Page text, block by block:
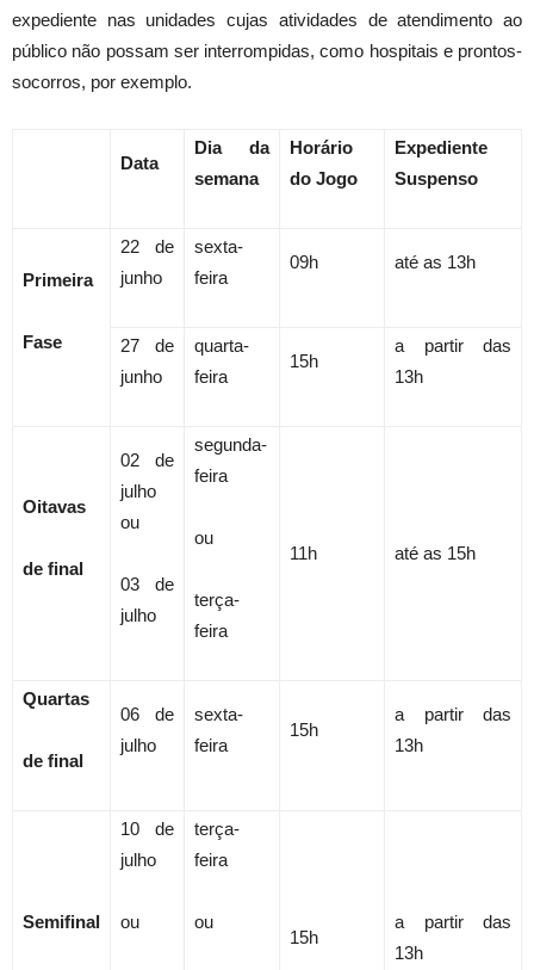
expediente nas unidades cujas atividades de atendimento ao
público não possam ser interrompidas, como hospitais e prontos-
socorros, por exemplo.
Data
Dia da
semana
Horário
do Jogo
Expediente
Suspenso
Primeira
Fase
22 de
junho
sexta-
feira
09h até as 13h
27 de
junho
quarta-
feira
15h
a partir das
13h
Oitavas
de final
02 de
julho
ou
03 de
julho
segunda-
feira
ou
terça-
feira
11h até as 15h
Quartas
de final
06 de
julho
sexta-
feira
15h
a partir das
13h
Semifinal
10 de
julho
ou
terça-
feira
ou
15h
a partir das
13h